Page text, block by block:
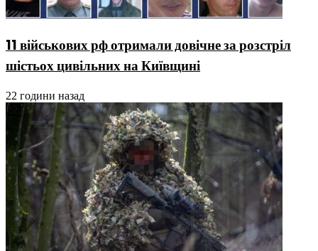
11 військових рф отримали довічне за розстріл
шістьох цивільних на Київщині
22 години назад